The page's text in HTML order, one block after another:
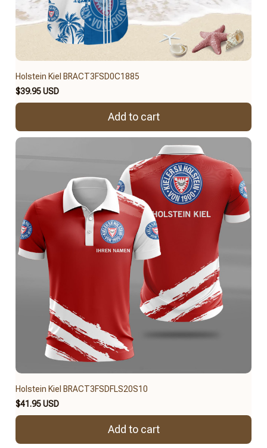
Holstein Kiel BRACT3FSD0C1885
$39.95 USD
Add to cart
Holstein Kiel BRACT3FSDFLS20S10
$41.95 USD
Add to cart